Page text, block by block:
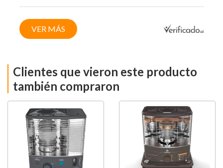
VER MÁS
Clientes que vieron este producto
también compraron